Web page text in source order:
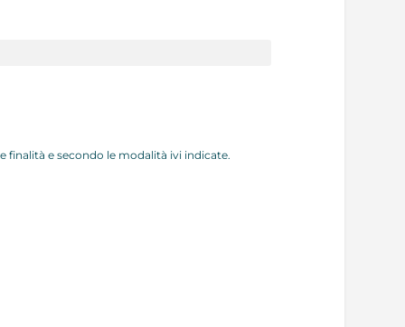
e secondo le modalità ivi indicate.